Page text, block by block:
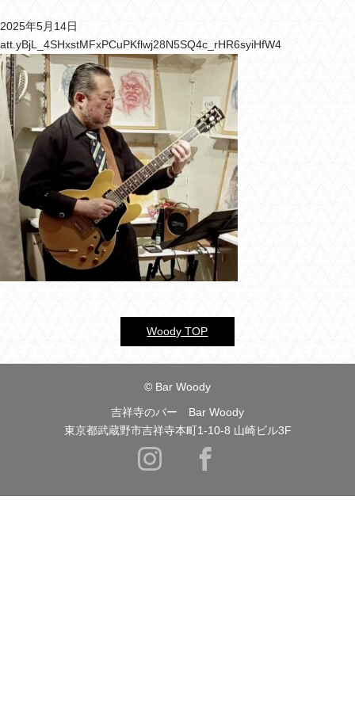
バー ウッディについて
メニュー＆料金
おすすめカクテル
交通のご案内
フォトギャラリー
ブログ
過去のブログ
2025年5月14日
att.yBjL_4SHxstMFxPCuPKflwj28N5SQ4c_rHR6syiHfW4
Woody TOP
© Bar Woody
吉祥寺のバー Bar Woody
東京都武蔵野市吉祥寺本町1-10-8 山崎ビル3F